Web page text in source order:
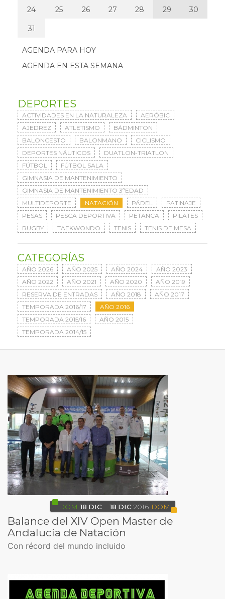
24 25 26 27 28 29 30
31
AGENDA PARA HOY
AGENDA EN ESTA SEMANA
DEPORTES
ACTIVIDADES EN LA NATURALEZA
AERÓBIC
AJEDREZ
ATLETISMO
BÁDMINTON
BALONCESTO
BALONMANO
CICLISMO
DEPORTES NÁUTICOS
DUATLON-TRIATLON
FÚTBOL
FÚTBOL SALA
GIMNASIA DE MANTENIMIENTO
GIMNASIA DE MANTENIMIENTO 3ªEDAD
MULTIDEPORTE
NATACIÓN PÁDEL
PATINAJE
PESAS
PESCA DEPORTIVA PETANCA
PILATES
RUGBY
TAEKWONDO TENIS TENIS DE MESA
CATEGORÍAS
AÑO 2026 AÑO 2025 AÑO 2024
AÑO 2023
AÑO 2022
AÑO 2021 AÑO 2020
AÑO 2019
RESERVA DE ENTRADAS
AÑO 2018
AÑO 2017
TEMPORADA 2016/17
AÑO 2016
TEMPORADA 2015/16
AÑO 2015
TEMPORADA 2014/15
DOM 18 DIC 18 DIC 2016 DOM
Balance del XIV Open Master de
Andalucía de Natación
Con récord del mundo incluido